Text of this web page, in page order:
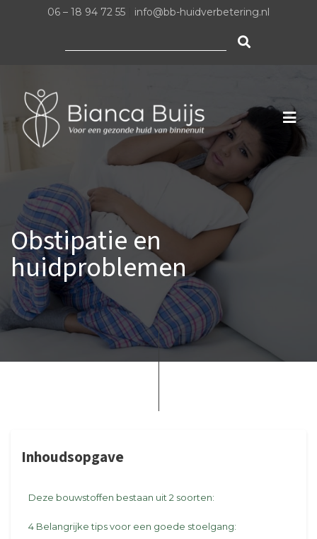
06 – 18 94 72 55 info@bb-huidverbetering.nl
Obstipatie en
huidproblemen
Inhoudsopgave
Deze bouwstoffen bestaan uit 2 soorten:
4 Belangrijke tips voor een goede stoelgang: